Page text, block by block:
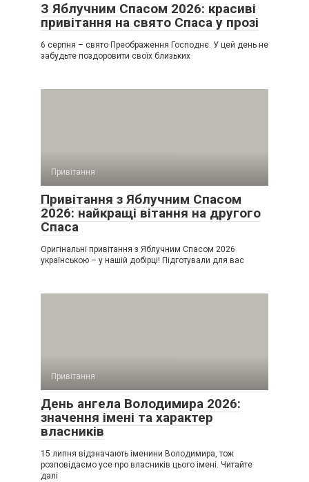
З Яблучним Спасом 2026: красиві
привітання на свято Спаса у прозі
6 серпня – свято Преображення Господнє. У цей день не
забудьте поздоровити своїх близьких
Привітання
Привітання з Яблучним Спасом
2026: найкращі вітання на другого
Спаса
Оригінальні привітання з Яблучним Спасом 2026
українською – у нашій добірці! Підготували для вас
Привітання
День ангела Володимира 2026:
значення імені та характер
власників
15 липня відзначають іменини Володимира, тож
розповідаємо усе про власників цього імені. Читайте
далі